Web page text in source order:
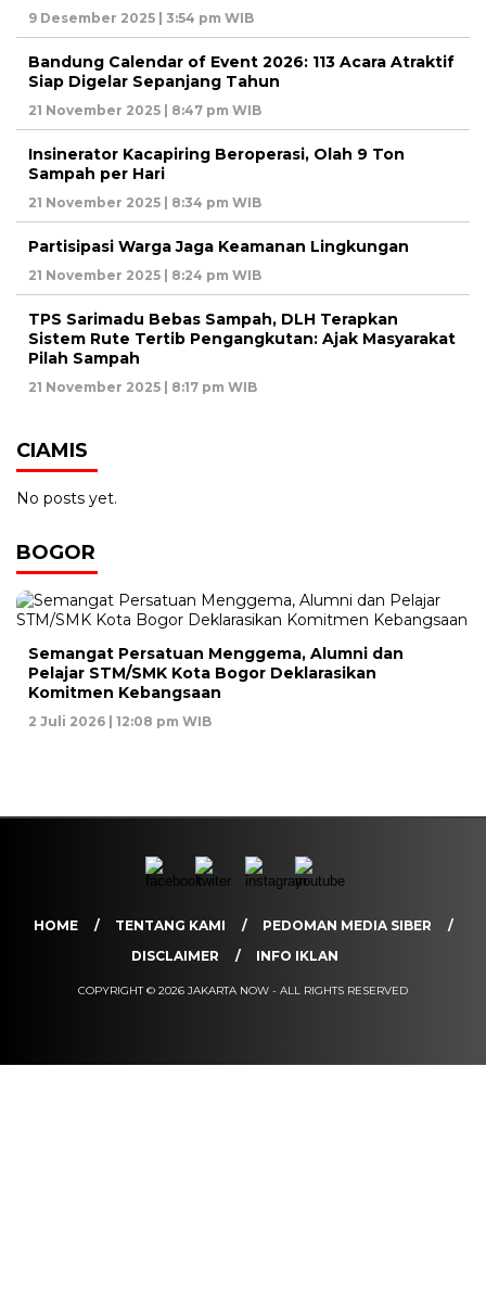
9 Desember 2025 | 3:54 pm WIB
Bandung Calendar of Event 2026: 113 Acara Atraktif
Siap Digelar Sepanjang Tahun
21 November 2025 | 8:47 pm WIB
Insinerator Kacapiring Beroperasi, Olah 9 Ton
Sampah per Hari
21 November 2025 | 8:34 pm WIB
Partisipasi Warga Jaga Keamanan Lingkungan
21 November 2025 | 8:24 pm WIB
TPS Sarimadu Bebas Sampah, DLH Terapkan
Sistem Rute Tertib Pengangkutan: Ajak Masyarakat
Pilah Sampah
21 November 2025 | 8:17 pm WIB
CIAMIS
No posts yet.
BOGOR
Semangat Persatuan Menggema, Alumni dan
Pelajar STM/SMK Kota Bogor Deklarasikan
Komitmen Kebangsaan
2 Juli 2026 | 12:08 pm WIB
HOME TENTANG KAMI
PEDOMAN MEDIA SIBER
DISCLAIMER
INFO IKLAN
COPYRIGHT © 2026 JAKARTA NOW - ALL RIGHTS RESERVED